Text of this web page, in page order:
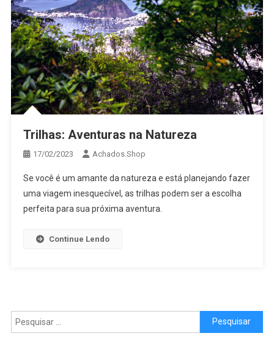
Trilhas: Aventuras na Natureza
17/02/2023 Achados.Shop
Se você é um amante da natureza e está planejando fazer
uma viagem inesquecível, as trilhas podem ser a escolha
perfeita para sua próxima aventura.
Continue Lendo
Pesquisar por: